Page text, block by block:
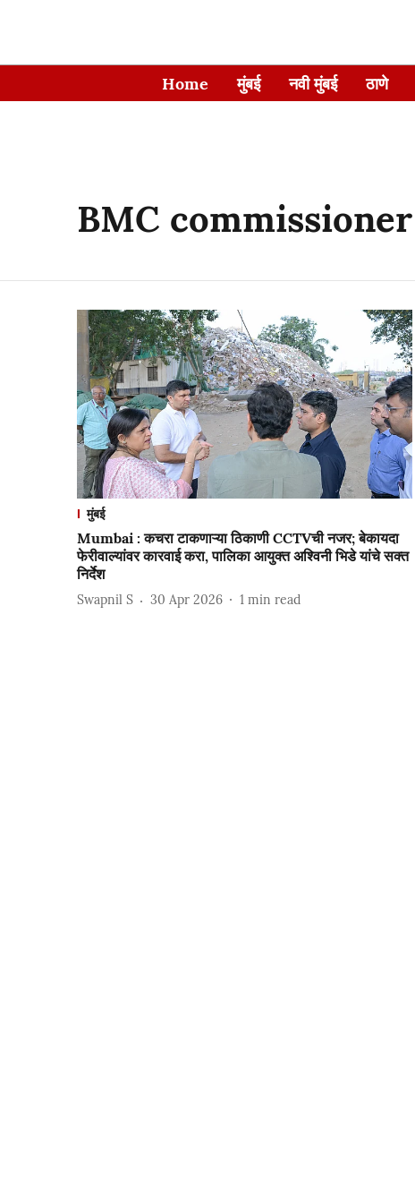
Home मुंबई नवी मुंबई ठाणे
BMC commissioner
मुंबई
Mumbai : कचरा टाकणाऱ्या ठिकाणी CCTVची नजर; बेकायदा
फेरीवाल्यांवर कारवाई करा, पालिका आयुक्त अश्विनी भिडे यांचे सक्त
निर्देश
Swapnil S 30 Apr 2026 1 min read